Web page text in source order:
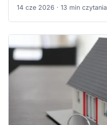
14 cze 2026 · 13 min czytania